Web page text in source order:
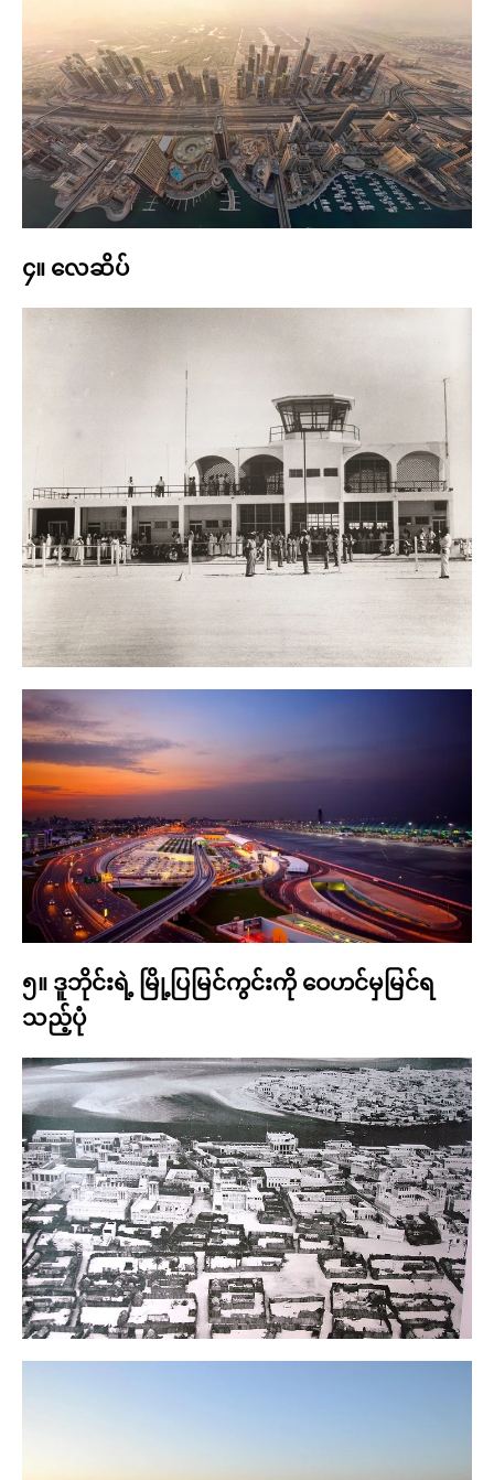
၄။ လေဆိပ်
၅။ ဒူဘိုင်းရဲ့ မြို့ပြမြင်ကွင်းကို ဝေဟင်မှမြင်ရ
သည့်ပုံ